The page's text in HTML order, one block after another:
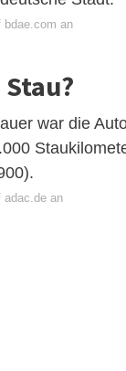
bdae.com an
war die
adac.de an